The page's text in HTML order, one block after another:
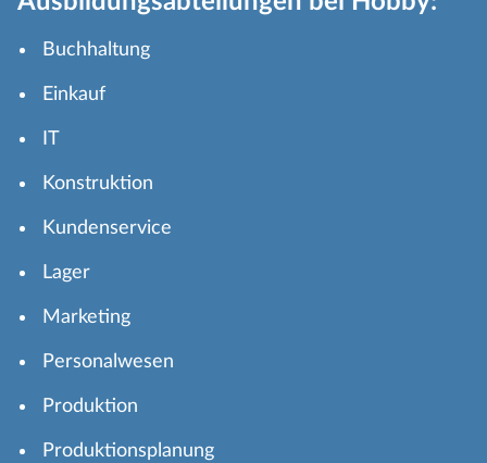
Buchhaltung
Einkauf
IT
Konstruktion
Kundenservice
Lager
Marketing
Personalwesen
Produktion
Produktionsplanung